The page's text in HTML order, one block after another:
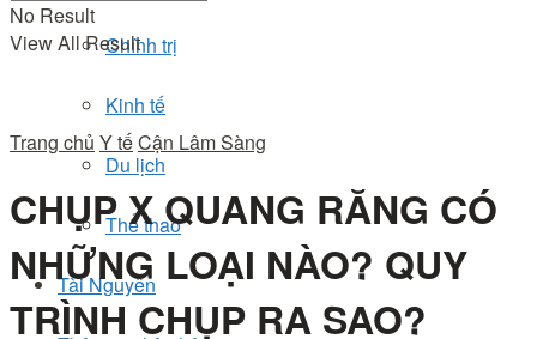
Chính trị
Kinh tế
Du lịch
Thể thao
Tài Nguyên
No Result
View All Result
Trang chủ Y tếCận Lâm Sàng
CHỤP X QUANG RĂNG CÓ
NHỮNG LOẠI NÀO? QUY
TRÌNH CHỤP RA SAO?